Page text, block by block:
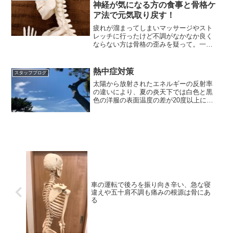
神経が気になる方の食事と骨格ケ
ア法で元気取り戻す！
疲れが溜まってしまいマッサージやスト
レッチに行ったけど不調がなかなか良く
ならない方は骨格の歪みを疑って。一度
スタッフブログ 熱中症対策
太陽から放射されたエネルギーの反射率
の違いにより、夏の炎天下では白色と黒
色の洋服の表面温度の差が20度以上にな
車の運転で後ろを振り向き辛い、急な寝
違えや五十肩不調も痛みの根源は骨にあ
る